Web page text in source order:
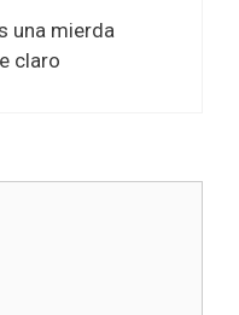
una mierda
claro